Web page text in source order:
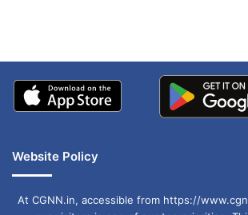
Website Policy
At CGNN.in, accessible from https://